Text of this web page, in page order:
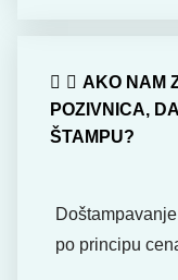
AKO NAM
POZIVNICA,
ŠTAMPU?
po principu